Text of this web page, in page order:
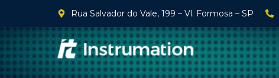
Rua Salvador do Vale, 199 – Vl. Formosa – SP